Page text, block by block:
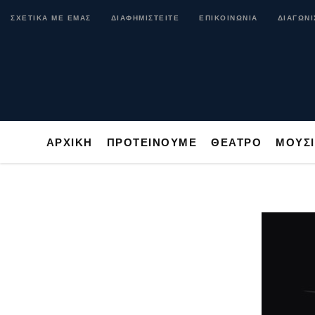
ΣΧΕΤΙΚΑ ΜΕ ΕΜΑΣ ΔΙΑΦΗΜΙΣΤΕΙΤΕ ΕΠΙΚΟΙΝΩΝΙΑ
ΑΡΧΙΚΗ ΠΡΟΤΕΙΝΟΥΜΕ ΘΕΑΤΡΟ
ΑΡΧΙΚΗ ΠΡΟΤΕΙΝΟΥΜΕ ΘΕΑΤΡΟ